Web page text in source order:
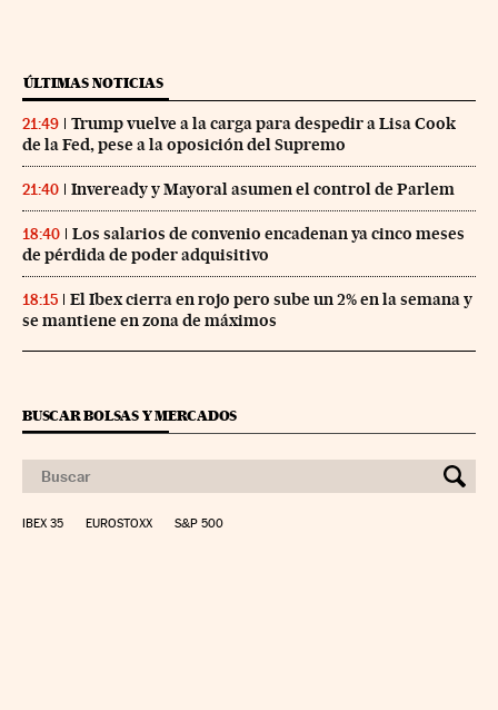
ÚLTIMAS NOTICIAS
21:49
Trump vuelve a la carga para despedir a Lisa Cook
de la Fed, pese a la oposición del Supremo
21:40 Inveready y Mayoral asumen el control de Parlem
18:40
Los salarios de convenio encadenan ya cinco meses
de pérdida de poder adquisitivo
18:15
El Ibex cierra en rojo pero sube un 2% en la semana y
se mantiene en zona de máximos
BUSCAR BOLSAS Y MERCADOS
IBEX 35 EUROSTOXX S&P 500